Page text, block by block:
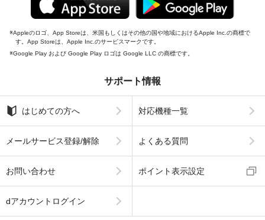
Appleのロゴ、App Storeは、米国もしくはその他の国や地域におけるApple Inc.の商標で
す。App Storeは、Apple Inc.のサービスマークです。
Google Play および Google Play ロゴは Google LLC の商標です。
サポート情報
はじめての方へ 対応機種一覧
メールサービス登録/解除 よくある質問
お問い合わせ ポイント表示設定
dアカウントログイン